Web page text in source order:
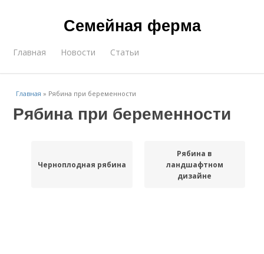
Семейная ферма
Главная Новости Статьи
Главная » Рябина при беременности
Рябина при беременности
Черноплодная рябина
Рябина в
ландшафтном
дизайне